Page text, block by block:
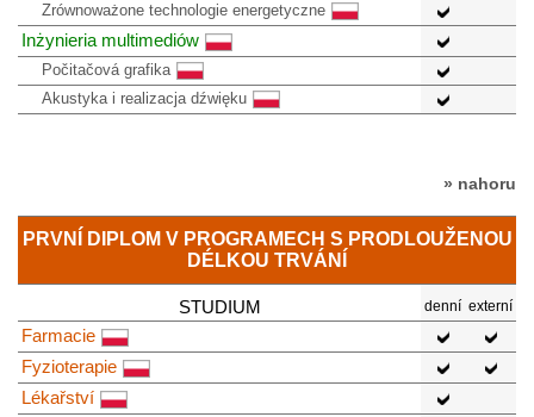
Zrównoważone technologie energetyczne
Inżynieria multimediów
Počitačová grafika
Akustyka i realizacja dźwięku
» nahoru
PRVNÍ DIPLOM V PROGRAMECH S PRODLOUŽENOU
DÉLKOU TRVÁNÍ
STUDIUM denní externí
Farmacie
Fyzioterapie
Lékařství